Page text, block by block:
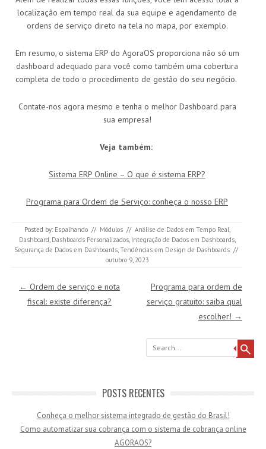
localização em tempo real da sua equipe e agendamento de
ordens de serviço direto na tela no mapa, por exemplo.
Em resumo, o sistema ERP do AgoraOS proporciona não só um
dashboard adequado para você como também uma cobertura
completa de todo o procedimento de gestão do seu negócio.
Contate-nos agora mesmo e tenha o melhor Dashboard para
sua empresa!
Veja também:
Sistema ERP Online – O que é sistema ERP?
Programa para Ordem de Serviço: conheça o nosso ERP
Posted by: Espalhando // Módulos // Análise de Dados em Tempo Real,
Dashboard, Dashboards Personalizados, Integração de Dados em Dashboards,
Segurança de Dados em Dashboards,Tendências em Design de Dashboards //
outubro 9, 2023
Post navigation
← Ordem de serviço e nota
fiscal: existe diferença?
Programa para ordem de
serviço gratuito: saiba qual
escolher! →
Search
POSTS RECENTES
Conheça o melhor sistema integrado de gestão do Brasil!
Como automatizar sua cobrança com o sistema de cobrança online
AGORAOS?